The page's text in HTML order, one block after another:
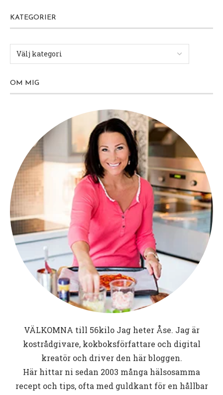
KATEGORIER
OM MIG
VÄLKOMNA till 56kiloJag heter Åse. Jag är
kostrådgivare, kokboksförfattare och digital
kreatör och driver den här bloggen.
Här hittar ni sedan 2003 många hälsosamma
recept och tips, ofta med guldkant för en hållbar